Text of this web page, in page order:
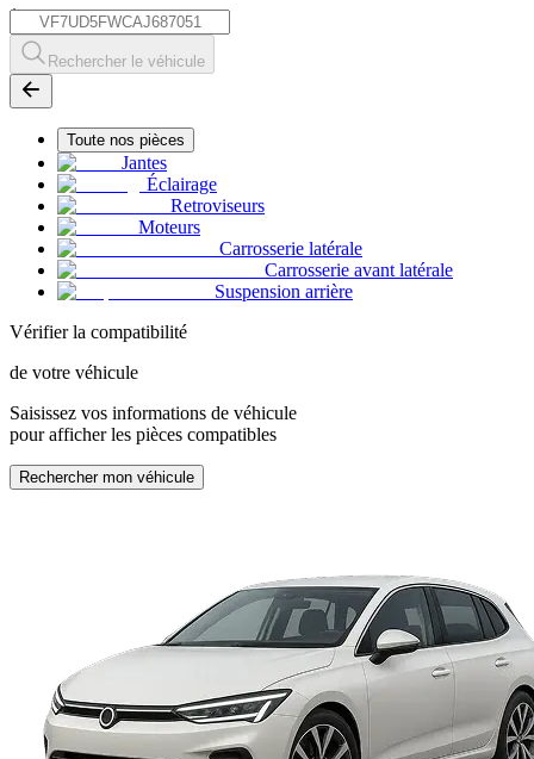
*
Rechercher le véhicule
Toute nos pièces
Jantes
Éclairage
Retroviseurs
Moteurs
Carrosserie latérale
Carrosserie avant latérale
Suspension arrière
Vérifier la compatibilité
de votre véhicule
Saisissez vos informations de véhicule
pour afficher les pièces compatibles
Rechercher mon véhicule